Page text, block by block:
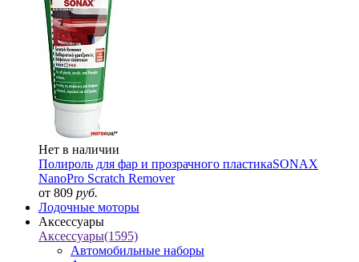
Нет в наличии
Полироль для фар и прозрачного пластикаSONAX
NanoPro Scratch Remover
от 809 руб.
Лодочные моторы
Аксессуары
Аксессуары(1595)
Автомобильные наборы